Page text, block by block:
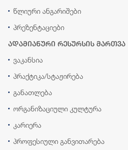
წლიური ანგარიშები
პრეზენტაციები
ადამიანური რესურსის მართვა
ვაკანსია
პრაქტიკა/სტაჟირება
განათლება
ორგანიზაციული კულტურა
კარიერა
პროფესიული განვითარება